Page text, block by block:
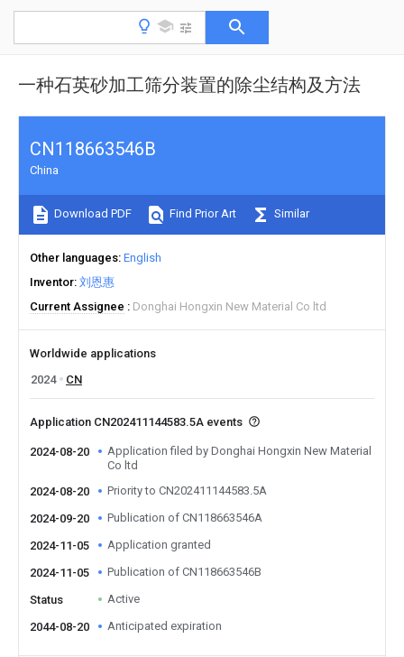
一种石英砂加工筛分装置的除尘结构及方法
CN118663546B
China
Download PDF Find Prior Art Similar
Other languages English
Inventor 刘恩惠
Current Assignee
Donghai Hongxin New Material Co ltd
Worldwide applications
2024
CN
Application CN202411144583.5A events
2024-08-20
Application filed by Donghai Hongxin New Material
Co ltd
2024-08-20
Priority to CN202411144583.5A
2024-09-20 Publication of CN118663546A
2024-11-05 Application granted
2024-11-05 Publication of CN118663546B
Status Active
2044-08-20 Anticipated expiration